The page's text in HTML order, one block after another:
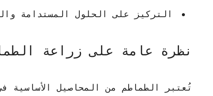
التركيز على الحلول المستدامة
نظرة عامة على زراعة
تُعتبر الطماطم من المحاصيل الأساسية